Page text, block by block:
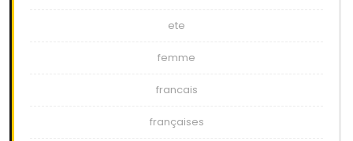
ete
femme
francais
françaises